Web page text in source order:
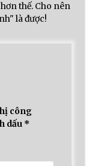
thế. Cho nên
là được!
công
dấu *